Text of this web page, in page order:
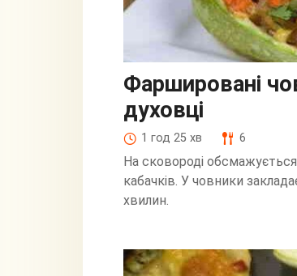
Фаршировані
духовці
1 год 25 хв 6
На сковороді
кабачків. У човники
хвилин.